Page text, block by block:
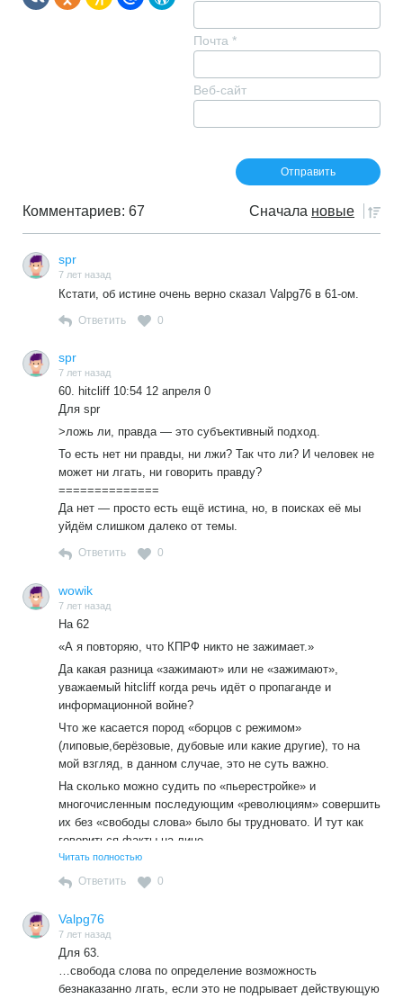
Почта *
Веб-сайт
Комментариев: 67 Сначала новые
spr
7 лет назад
Кстати, об истине очень верно сказал Valpg76 в 61-ом.
Ответить 0
spr
7 лет назад
60. hitcliff 10:54 12 апреля 0
Для spr
>ложь ли, правда — это субъективный подход.
То есть нет ни правды, ни лжи? Так что ли? И человек не
может ни лгать, ни говорить правду?
==============
Да нет — просто есть ещё истина, но, в поисках её мы
уйдём слишком далеко от темы.
Ответить 0
wowik
7 лет назад
На 62
«А я повторяю, что КПРФ никто не зажимает.»
Да какая разница «зажимают» или не «зажимают»,
уважаемый hitcliff когда речь идёт о пропаганде и
информационной войне?
Что же касается пород «борцов с режимом»
(липовые,берёзовые, дубовые или какие другие), то на
мой взгляд, в данном случае, это не суть важно.
На сколько можно судить по «пьерестройке» и
многочисленным последующим «революциям» совершить
их без «свободы слова» было бы трудновато. И тут как
говориться факты на лицо.
Везде и всюду борцам с режимом (любой породы) без
свободы изливать свои идеи в массы никак не обойтись.
иных сколько-нибудь многочисленных «левых»
организаций в стране просто нет. Или я не в курсе?
Читать полностью
Ответить 0
Valpg76
7 лет назад
Для 63.
…свобода слова по определение возможность
безнаказанно лгать, если это не подрывает действующую